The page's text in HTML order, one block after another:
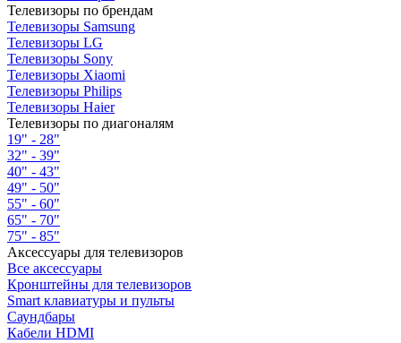
Телевизоры по брендам
Телевизоры Samsung
Телевизоры LG
Телевизоры Sony
Телевизоры Xiaomi
Телевизоры Philips
Телевизоры Haier
Телевизоры по диагоналям
19" - 28"
32" - 39"
40" - 43"
49" - 50"
55" - 60"
65" - 70"
75" - 85"
Аксессуары для телевизоров
Все аксессуары
Кронштейны для телевизоров
Smart клавиатуры и пульты
Саундбары
Кабели HDMI